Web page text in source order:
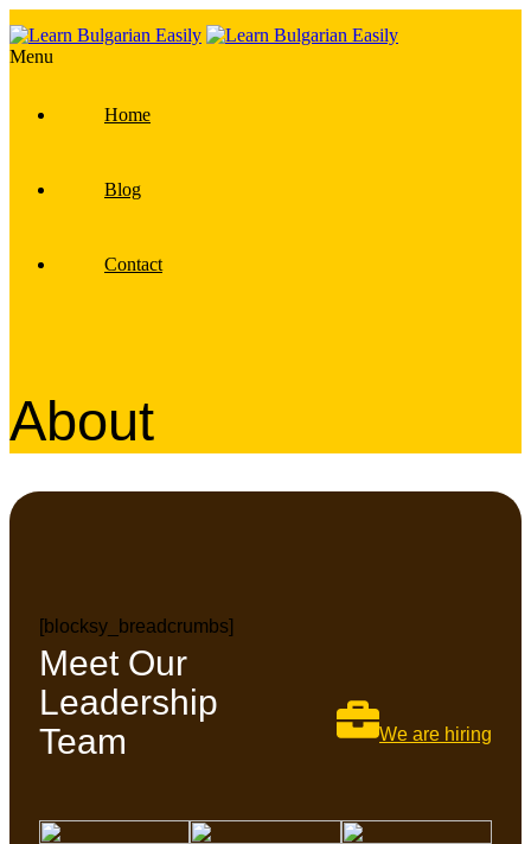
Menu
Home
Blog
Contact
About
[blocksy_breadcrumbs]
Meet Our
Leadership
Team
We are hiring